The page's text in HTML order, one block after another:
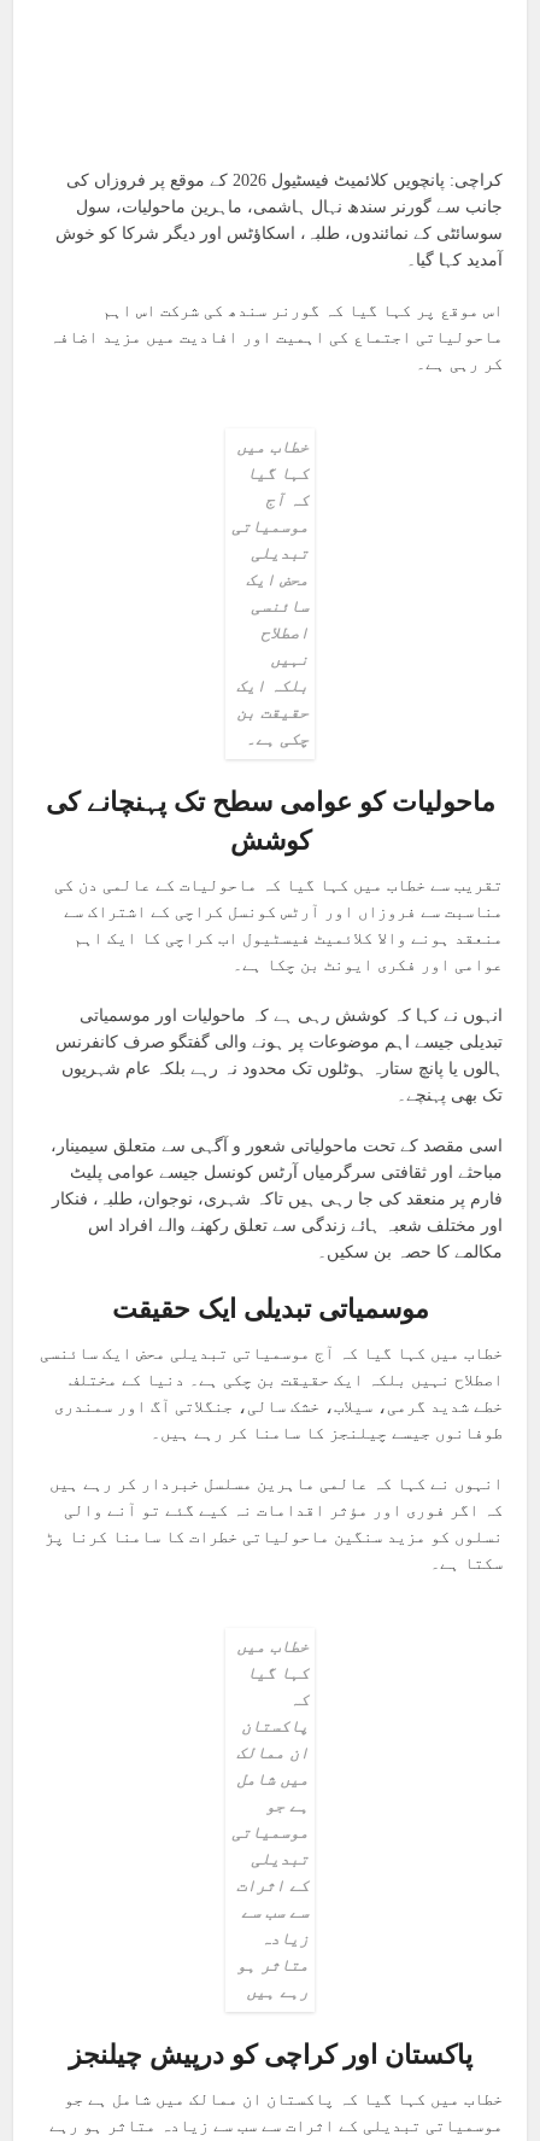
کراچی: پانچویں کلائمیٹ فیسٹیول 2026 کے موقع پر فروزاں کی
جانب سے گورنر سندھ نہال ہاشمی، ماہرین ماحولیات، سول
سوسائٹی کے نمائندوں، طلبہ، اسکاؤٹس اور دیگر شرکا کو خوش
آمدید کہا گیا۔
اس موقع پر کہا گیا کہ گورنر سندھ کی شرکت اس اہم
ماحولیاتی اجتماع کی اہمیت اور افادیت میں مزید اضافہ
کر رہی ہے۔
خطاب میں
کہا گیا
کہ آج
موسمیاتی
تبدیلی
محض ایک
سائنسی
اصطلاح
نہیں
بلکہ ایک
حقیقت بن
چکی ہے۔
ماحولیات کو عوامی سطح تک پہنچانے کی
کوشش
تقریب سے خطاب میں کہا گیا کہ ماحولیات کے عالمی دن کی
مناسبت سے فروزاں اور آرٹس کونسل کراچی کے اشتراک سے
منعقد ہونے والا کلائمیٹ فیسٹیول اب کراچی کا ایک اہم
عوامی اور فکری ایونٹ بن چکا ہے۔
انہوں نے کہا کہ کوشش رہی ہے کہ ماحولیات اور موسمیاتی
تبدیلی جیسے اہم موضوعات پر ہونے والی گفتگو صرف کانفرنس
ہالوں یا پانچ ستارہ ہوٹلوں تک محدود نہ رہے بلکہ عام شہریوں
تک بھی پہنچے۔
اسی مقصد کے تحت ماحولیاتی شعور و آگہی سے متعلق سیمینار،
مباحثے اور ثقافتی سرگرمیاں آرٹس کونسل جیسے عوامی پلیٹ
فارم پر منعقد کی جا رہی ہیں تاکہ شہری، نوجوان، طلبہ، فنکار
اور مختلف شعبہ ہائے زندگی سے تعلق رکھنے والے افراد اس
مکالمے کا حصہ بن سکیں۔
موسمیاتی تبدیلی ایک حقیقت
خطاب میں کہا گیا کہ آج موسمیاتی تبدیلی محض ایک سائنسی
اصطلاح نہیں بلکہ ایک حقیقت بن چکی ہے۔ دنیا کے مختلف
خطے شدید گرمی، سیلاب، خشک سالی، جنگلاتی آگ اور سمندری
طوفانوں جیسے چیلنجز کا سامنا کر رہے ہیں۔
انہوں نے کہا کہ عالمی ماہرین مسلسل خبردار کر رہے ہیں
کہ اگر فوری اور مؤثر اقدامات نہ کیے گئے تو آنے والی
نسلوں کو مزید سنگین ماحولیاتی خطرات کا سامنا کرنا پڑ
سکتا ہے۔
خطاب میں
کہا گیا
کہ
پاکستان
ان ممالک
میں شامل
ہے جو
موسمیاتی
تبدیلی
کے اثرات
سے سب سے
زیادہ
متاثر ہو
رہے ہیں
پاکستان اور کراچی کو درپیش چیلنجز
خطاب میں کہا گیا کہ پاکستان ان ممالک میں شامل ہے جو
موسمیاتی تبدیلی کے اثرات سے سب سے زیادہ متاثر ہو رہے